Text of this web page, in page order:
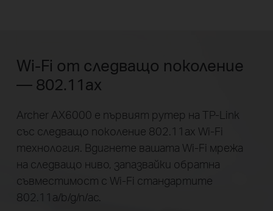
Wi-Fi от следващо поколение
— 802.11ax
Archer AX6000 е първият рутер на TP-Link
със следващо поколение 802.11ax Wi-Fi
технология. Вдигнете вашата Wi-Fi мрежа
на следващо ниво, запазвайки обратна
съвместимост с Wi-Fi стандартите
802.11a/b/g/n/ac.